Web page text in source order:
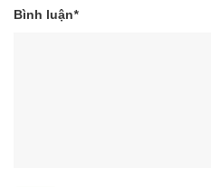
Bình luận*